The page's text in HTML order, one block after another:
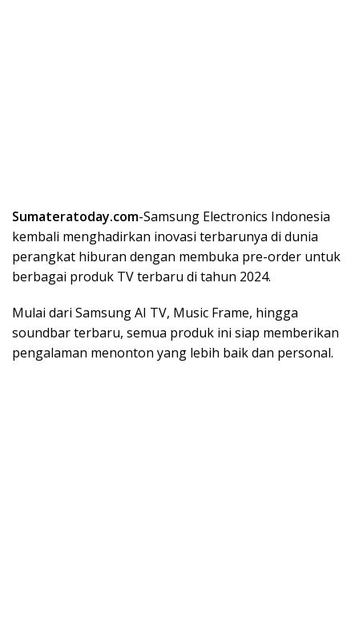
Sumateratoday.com-Samsung Electronics Indonesia
kembali menghadirkan inovasi terbarunya di dunia
perangkat hiburan dengan membuka pre-order untuk
berbagai produk TV terbaru di tahun 2024.
Mulai dari Samsung AI TV, Music Frame, hingga
soundbar terbaru, semua produk ini siap memberikan
pengalaman menonton yang lebih baik dan personal.